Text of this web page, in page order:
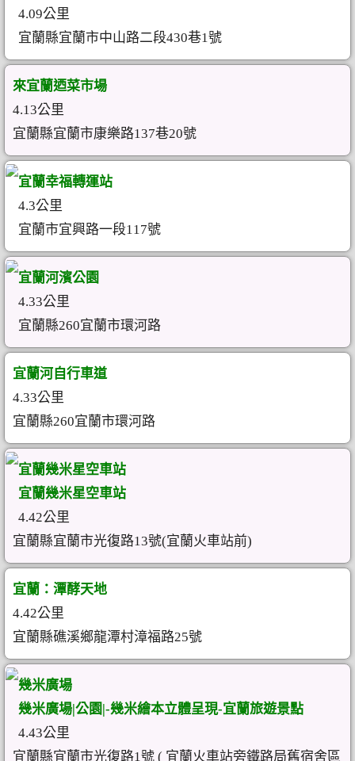
4.09公里
宜蘭縣宜蘭市中山路二段430巷1號
來宜蘭迺菜市場
4.13公里
宜蘭縣宜蘭市康樂路137巷20號
宜蘭幸福轉運站
4.3公里
宜蘭市宜興路一段117號
宜蘭河濱公園
4.33公里
宜蘭縣260宜蘭市環河路
宜蘭河自行車道
4.33公里
宜蘭縣260宜蘭市環河路
宜蘭幾米星空車站
宜蘭幾米星空車站
4.42公里
宜蘭縣宜蘭市光復路13號(宜蘭火車站前)
宜蘭：潭酵天地
4.42公里
宜蘭縣礁溪鄉龍潭村漳福路25號
幾米廣場
幾米廣場|公園|-幾米繪本立體呈現-宜蘭旅遊景點
4.43公里
宜蘭縣宜蘭市光復路1號 ( 宜蘭火車站旁鐵路局舊宿舍區